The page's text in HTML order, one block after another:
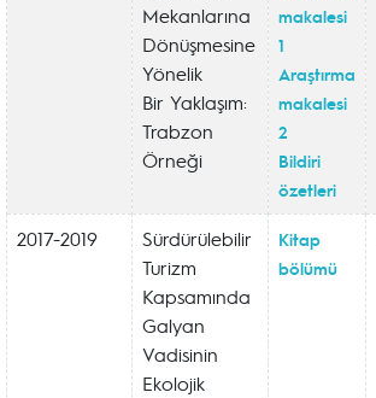
Mekanlarına
Dönüşmesine
Yönelik
Bir Yaklaşım:
Trabzon
Örneği
makalesi
1
Araştırma
makalesi
2
Bildiri
özetleri
2017-2019
Sürdürülebilir
Turizm
Kapsamında
Galyan
Vadisinin
Ekolojik
Kitap
bölümü